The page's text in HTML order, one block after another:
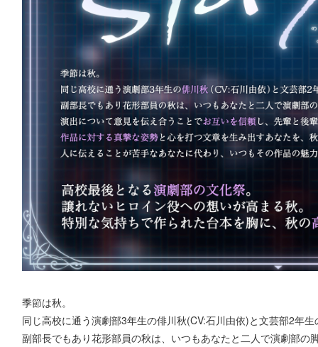
季節は秋。
同じ高校に通う演劇部3年生の俳川秋(CV:石川由依)と文芸部2年生
副部長でもあり花形部員の秋は、いつもあなたと二人で演劇部の